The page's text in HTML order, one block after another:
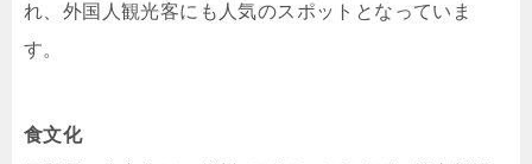
れ、外国人観光客にも人気のスポットとなっていま
す。 ​
食文化